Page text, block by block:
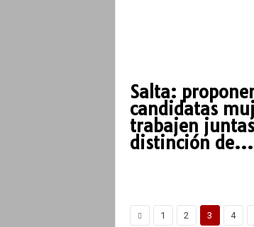
Salta:
candidatas
trabajen
distinción de...
1 2 3 4